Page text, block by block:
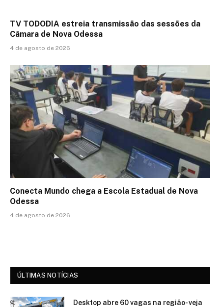
TV TODODIA estreia transmissão das sessões da
Câmara de Nova Odessa
4 de agosto de 2026
Conecta Mundo chega a Escola Estadual de Nova
Odessa
4 de agosto de 2026
ÚLTIMAS NOTÍCIAS
Desktop abre 60 vagas na região- veja